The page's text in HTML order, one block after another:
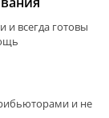
и всегда готовы
и не